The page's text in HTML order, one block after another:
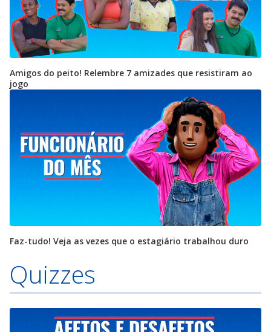
Amigos do peito! Relembre 7 amizades que resistiram ao
jogo
Faz-tudo! Veja as vezes que o estagiário trabalhou duro
Quizzes